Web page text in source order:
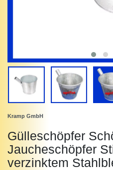
Kramp GmbH
Gülleschöpfer
Jaucheschöpfer
verzinktem